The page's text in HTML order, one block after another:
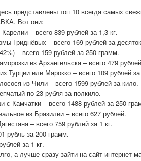
представлены топ 10 всегда самых
Вот они:
– всего 839 рублей за 1,3 кг.
Гриднёвых – всего 169 рублей за
– всего 159 рублей за 250 грамм.
из Архангельска – всего 479
Турции или Марокко – всего 109 рублей
из Чили – всего 1599 рублей за кило.
по 23 рубля за полкило.
с Камчатки – всего 1488 рублей за 250
из Бразилии – всего 627 рублей.
– всего 759 рублей за 1 кг.
рубль за 200 грамм.
за 1 кг.
а лучше сразу зайти на сайт